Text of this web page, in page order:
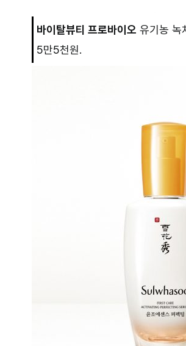
바이탈뷰티 프로바이오 유기농 녹
5만5천원.